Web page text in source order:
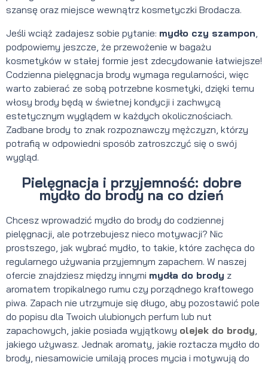
szansę oraz miejsce wewnątrz kosmetyczki Brodacza.
Jeśli wciąż zadajesz sobie pytanie: mydło czy szampon,
podpowiemy jeszcze, że przewożenie w bagażu
kosmetyków w stałej formie jest zdecydowanie łatwiejsze!
Codzienna pielęgnacja brody wymaga regularności, więc
warto zabierać ze sobą potrzebne kosmetyki, dzięki temu
włosy brody będą w świetnej kondycji i zachwycą
estetycznym wyglądem w każdych okolicznościach.
Zadbane brody to znak rozpoznawczy mężczyzn, którzy
potrafią w odpowiedni sposób zatroszczyć się o swój
wygląd.
Pielęgnacja i przyjemność: dobre
mydło do brody na co dzień
Chcesz wprowadzić mydło do brody do codziennej
pielęgnacji, ale potrzebujesz nieco motywacji? Nic
prostszego, jak wybrać mydło, to takie, które zachęca do
regularnego używania przyjemnym zapachem. W naszej
ofercie znajdziesz między innymi mydła do brody z
aromatem tropikalnego rumu czy porządnego kraftowego
piwa. Zapach nie utrzymuje się długo, aby pozostawić pole
do popisu dla Twoich ulubionych perfum lub nut
zapachowych, jakie posiada wyjątkowy olejek do brody,
jakiego używasz. Jednak aromaty, jakie roztacza mydło do
brody, niesamowicie umilają proces mycia i motywują do